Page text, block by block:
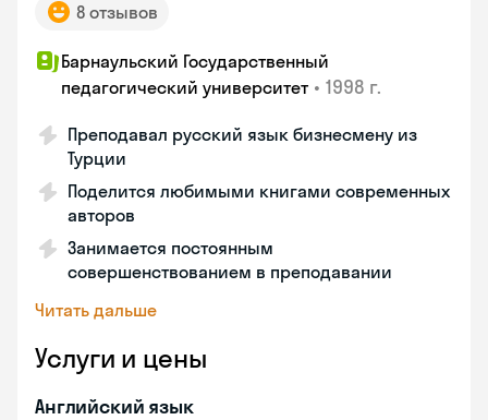
8 отзывов
Барнаульский Государственный
педагогический университет • 1998 г.
Преподавал русский язык бизнесмену из
Турции
Поделится любимыми книгами современных
авторов
Занимается постоянным
совершенствованием в преподавании
Читать дальше
Услуги и цены
Английский язык